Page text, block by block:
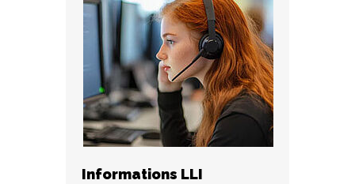
Informations LLI